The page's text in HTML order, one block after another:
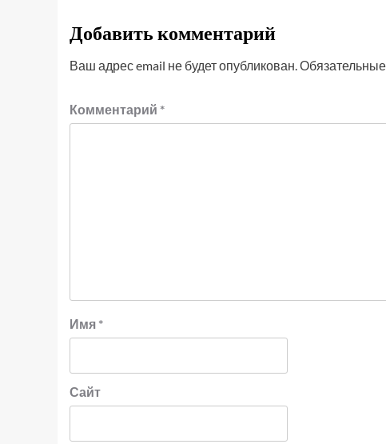
Добавить комментарий
Ваш адрес email не будет опубликован.
Комментарий *
Имя *
Сайт